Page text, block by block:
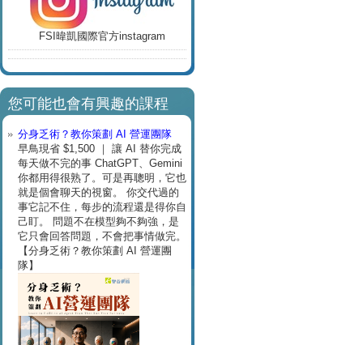
FSI暐凱國際官方instagram
您可能也會有興趣的課程
分身乏術？教你策劃 AI 營運團隊
早鳥現省 $1,500 ｜ 讓 AI 替你完成
每天做不完的事 ChatGPT、Gemini
你都用得很熟了。可是再聰明，它也
就是個會聊天的視窗。 你交代過的
事它記不住，每步的流程還是得你自
己盯。 問題不在模型夠不夠強，是
它只會回答問題，不會把事情做完。
【分身乏術？教你策劃 AI 營運團
隊】